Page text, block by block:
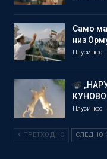
Само
низ
Плусинфо
КУНОВО
Плусинфо
ПРЕТХОДНО СЛЕДНО